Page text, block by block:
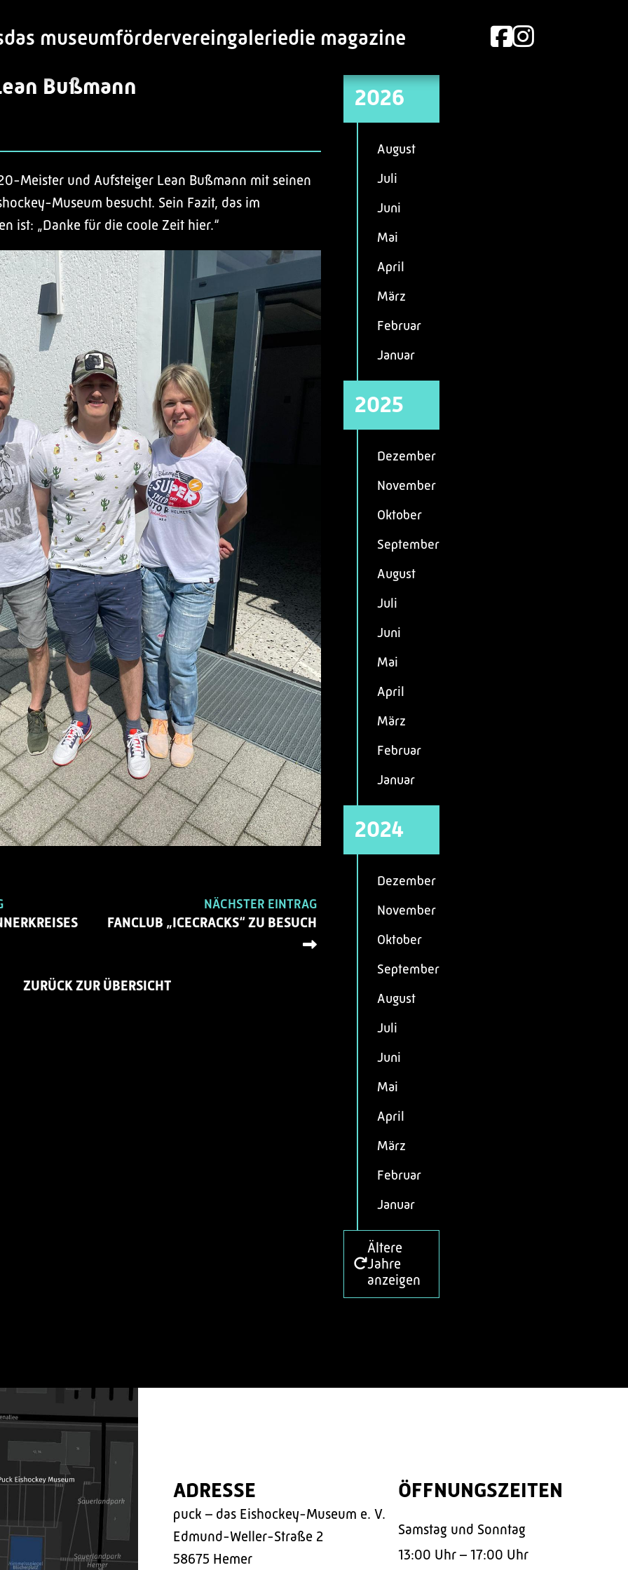
das museumfördervereingaleriedie magazine
Bußmann
Meister und Aufsteiger Lean Bußmann mit seinen
Museum besucht. Sein Fazit, das im
ist: „Danke für die coole Zeit hier.“
NÄCHSTER EINTRAG
FANCLUB „ICECRACKS“ ZU BESUCH
ZURÜCK ZUR ÜBERSICHT
2026
August
Juli
Juni
Mai
April
März
Februar
Januar
2025
Dezember
November
Oktober
September
August
Juli
Juni
Mai
April
März
Februar
Januar
2024
Dezember
November
Oktober
September
August
Juli
Juni
Mai
April
März
Februar
Januar
Ältere
Jahre
anzeigen
ADRESSE
puck – das Eishockey-Museum e. V.
Edmund-Weller-Straße 2
58675 Hemer
ÖFFNUNGSZEITEN
Samstag und Sonntag
13:00 Uhr – 17:00 Uhr